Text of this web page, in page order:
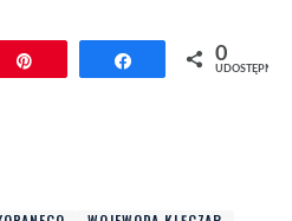
Udostępnij
0
UDOSTĘPNIEŃ